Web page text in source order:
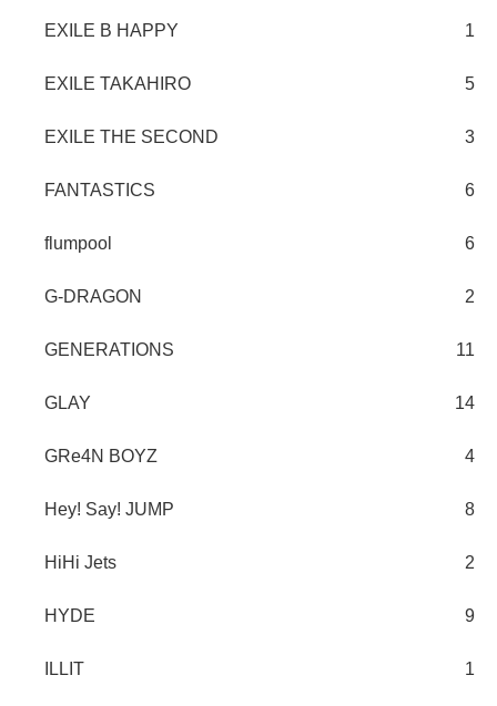
EXILE B HAPPY 1
EXILE TAKAHIRO 5
EXILE THE SECOND 3
FANTASTICS 6
flumpool 6
G-DRAGON 2
GENERATIONS 11
GLAY 14
GRe4N BOYZ 4
Hey! Say! JUMP 8
HiHi Jets 2
HYDE 9
ILLIT 1